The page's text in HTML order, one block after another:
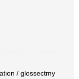
/ glossectmy